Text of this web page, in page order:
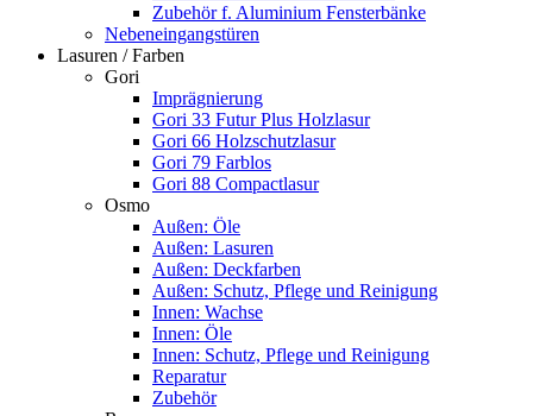
Zubehör f. Aluminium Fensterbänke
Nebeneingangstüren
Lasuren / Farben
Gori
Imprägnierung
Gori 33 Futur Plus Holzlasur
Gori 66 Holzschutzlasur
Gori 79 Farblos
Gori 88 Compactlasur
Osmo
Außen: Öle
Außen: Lasuren
Außen: Deckfarben
Außen: Schutz, Pflege und Reinigung
Innen: Wachse
Innen: Öle
Innen: Schutz, Pflege und Reinigung
Reparatur
Zubehör